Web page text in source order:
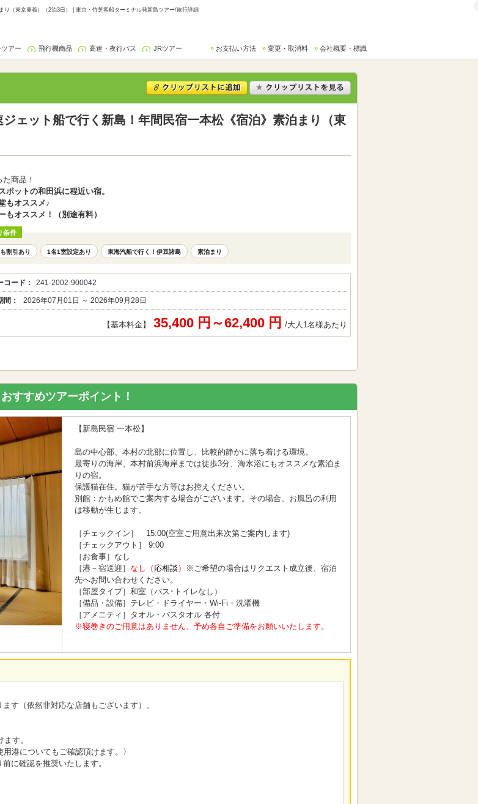
（東京発着）（2泊3日） | 東京・竹芝客船ターミナル発新島ツアー/旅行詳細
アー 飛行機商品 高速・夜行バス JRツアー お支払い方法 変更・取消料 会社概要・標識
ェット船で行く新島！年間民宿一本松《宿泊》素泊まり（東
商品！
ットの和田浜に程近い宿。
もオススメ♪
オススメ！（別途有料）
条件
割引あり 1名1室設定あり 東海汽船で行く！伊豆諸島 素泊まり
コード： 241-2002-900042
間： 2026年07月01日 ～ 2026年09月28日
【基本料金】 35,400 円～62,400 円 /大人1名様あたり
おすすめツアーポイント！
【新島民宿 一本松】
島の中心部、本村の北部に位置し、比較的静かに落ち着ける環境。
最寄りの海岸、本村前浜海岸までは徒歩3分、海水浴にもオススメな素泊ま
りの宿。
保護猫在住。猫が苦手な方等はお控えください。
別館：かもめ館でご案内する場合がございます。その場合、お風呂の利用
は移動が生じます。
［チェックイン］ 15:00(空室ご用意出来次第ご案内します)
［チェックアウト］ 9:00
［お食事］なし
［港－宿送迎］ なし（ 応相談 ）
※ご希望の場合はリクエスト成立後、宿泊
先へお問い合わせください。
［部屋タイプ］和室（バス･トイレなし）
［備品・設備］テレビ・ドライヤー・Wi-Fi・洗濯機
［アメニティ］タオル・バスタオル 各付
※寝巻きのご用意はありません、予め各自ご準備をお願いいたします。
す（依然非対応な店舗もございます）。
す。
港についてもご確認頂けます。〉
に確認を推奨いたします。